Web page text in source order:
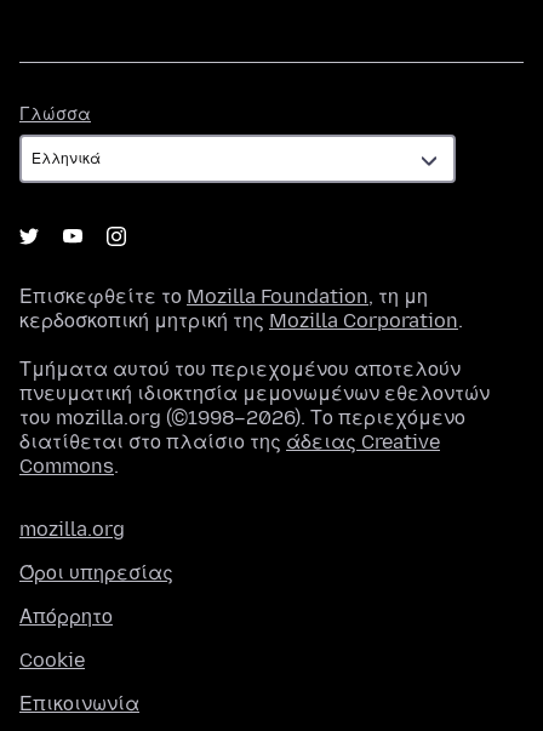
Γλώσσα
Επισκεφθείτε το Mozilla Foundation, τη μη
κερδοσκοπική μητρική της Mozilla Corporation.
Τμήματα αυτού του περιεχομένου αποτελούν
πνευματική ιδιοκτησία μεμονωμένων εθελοντών
του mozilla.org (©1998–2026). Το περιεχόμενο
διατίθεται στο πλαίσιο της άδειας Creative
Commons.
mozilla.org
Όροι υπηρεσίας
Απόρρητο
Cookie
Επικοινωνία